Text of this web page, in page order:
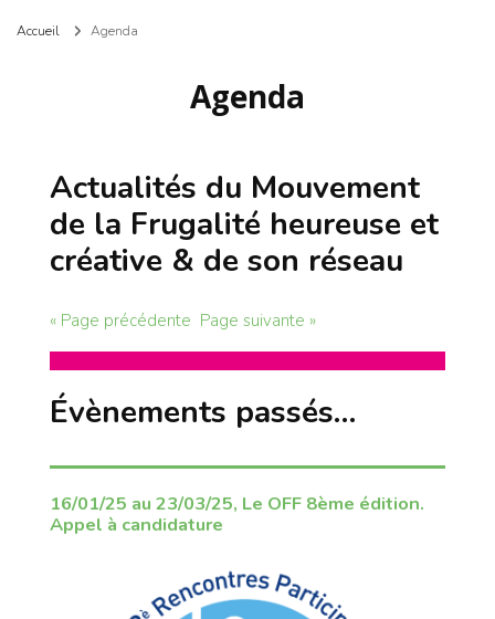
Accueil Agenda
Agenda
Actualités du Mouvement
de la Frugalité heureuse et
créative & de son réseau
« Page précédente Page suivante »
Évènements passés…
16/01/25 au 23/03/25, Le OFF 8ème édition.
Appel à candidature